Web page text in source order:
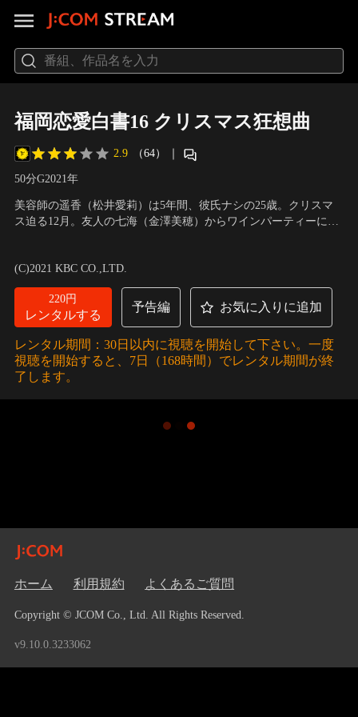
福岡恋愛白書16 クリスマス狂想曲
2.9 （64） ｜
50分G2021年
美容師の遥香（松井愛莉）は5年間、彼氏ナシの25歳。クリスマ
ス迫る12月。友人の七海（金澤美穂）からワインパーティーに招
輝）（28）だった。俊一の落ち着いた振舞いと優しい笑顔に惹か
れた遥香は、思い切って連絡先を交換する。
(C)2021 KBC CO.,LTD.
220円
レンタルする
予告編 お気に入りに追加
レンタル期間：30日以内に視聴を開始して下さい。一度
視聴を開始すると、7日（168時間）でレンタル期間が終
了します。
ホーム 利用規約 よくあるご質問
Copyright © JCOM Co., Ltd. All Rights Reserved.
v9.10.0.3233062